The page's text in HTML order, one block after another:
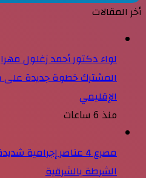
أخر المقالات
لواء دكتور أحمد زغلول
المشترك خطوة جديدة على
الإقليمي
منذ 6 ساعات
مصرع 4 عناصر
الشرطة بالشرقية